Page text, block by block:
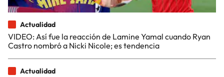
Actualidad
VIDEO: Así fue la reacción de Lamine Yamal cuando Ryan
Castro nombró a Nicki Nicole; es tendencia
Actualidad